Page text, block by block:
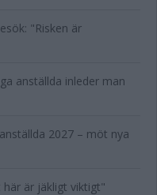
"Risken är
anställda inleder man
2027 – möt nya
är jäkligt viktigt"